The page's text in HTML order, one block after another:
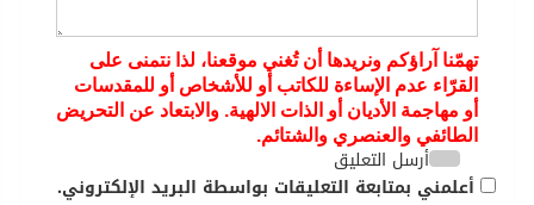
تهمّنا آراؤكم ونريدها أن تُغني موقعنا، لذا نتمنى على
القرّاء عدم الإساءة للكاتب أو للأشخاص أو للمقدسات
أو مهاجمة الأديان أو الذات الالهية. والابتعاد عن التحريض
الطائفي والعنصري والشتائم.
أرسل التعليق
أعلمني بمتابعة التعليقات بواسطة البريد الإلكتروني.